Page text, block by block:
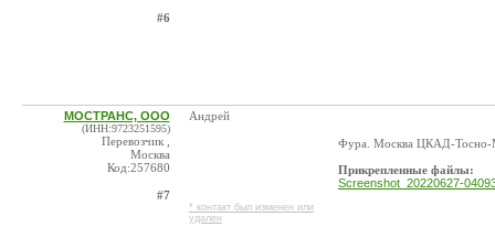
#6
МОСТРАНС, ООО
(ИНН:9723251595)
Перевозчик ,
Москва
Код:257680
#7
Андрей
* контакт был изменен или
удален
Фура. Москва ЦКАД-Тосно-
Прикрепленные файлы:
Screenshot_20220627-